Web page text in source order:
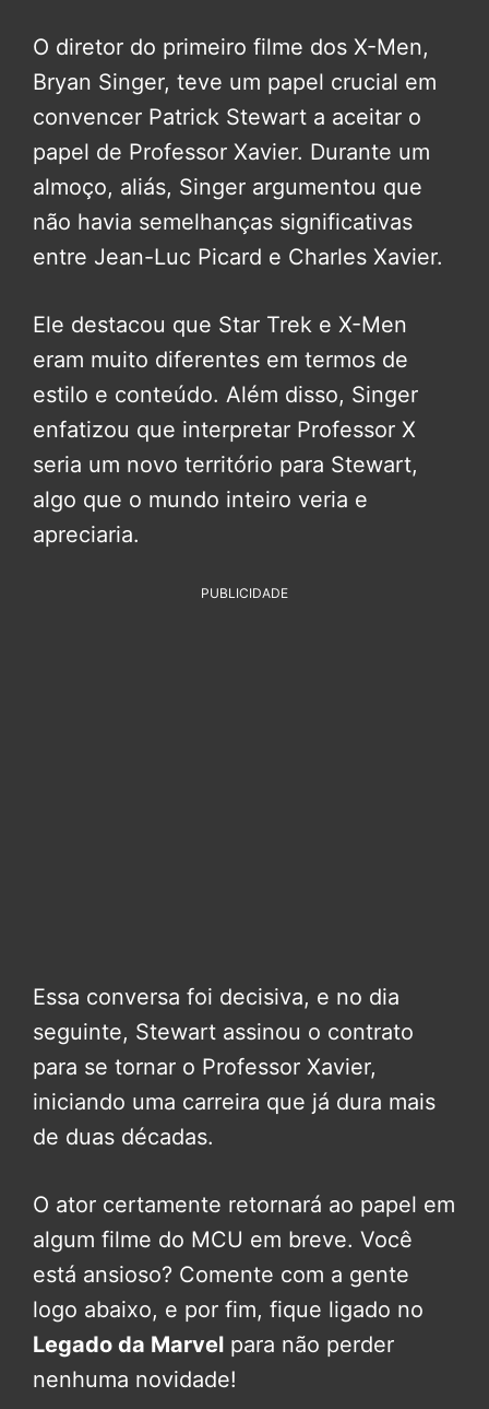
O diretor do primeiro filme dos X-Men,
Bryan Singer, teve um papel crucial em
convencer Patrick Stewart a aceitar o
papel de Professor Xavier. Durante um
almoço, aliás, Singer argumentou que
não havia semelhanças significativas
entre Jean-Luc Picard e Charles Xavier.
Ele destacou que Star Trek e X-Men
eram muito diferentes em termos de
estilo e conteúdo. Além disso, Singer
enfatizou que interpretar Professor X
seria um novo território para Stewart,
algo que o mundo inteiro veria e
apreciaria.
PUBLICIDADE
Essa conversa foi decisiva, e no dia
seguinte, Stewart assinou o contrato
para se tornar o Professor Xavier,
iniciando uma carreira que já dura mais
de duas décadas.
O ator certamente retornará ao papel em
algum filme do MCU em breve. Você
está ansioso? Comente com a gente
logo abaixo, e por fim, fique ligado no
Legado da Marvel para não perder
nenhuma novidade!